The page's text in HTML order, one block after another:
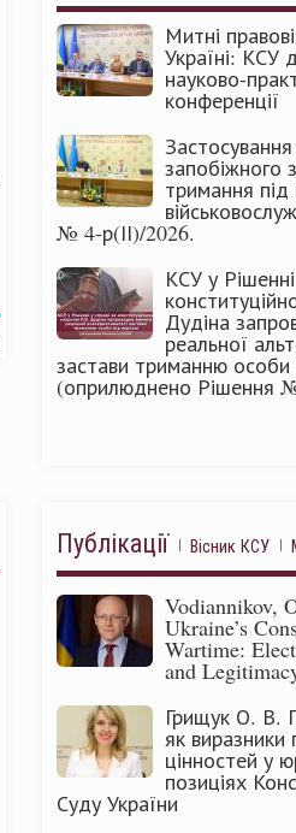
Митні
Україні: КСУ
науково-
конференції
запобіжного
тримання
№ 4-р(ІІ)/2026.
КСУ у
Дудіна
реальної
застави триманню
(оприлюднено Рішення
Публікації Вісник КСУ
Vodiannikov,
Ukraine’s
Wartime:
and
Грищук О. В.
як виразники
цінностей у
позиціях
Суду України